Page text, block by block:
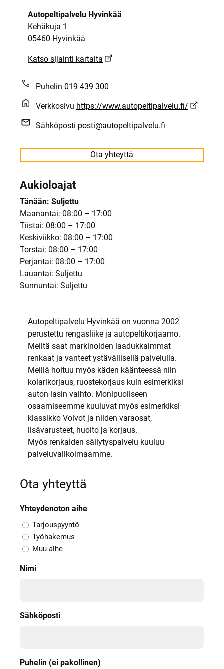
Autopeltipalvelu Hyvinkää
Kehäkuja 1
05460 Hyvinkää
Katso sijainti kartalta
Puhelin 019 439 300
Verkkosivu https://www.autopeltipalvelu.fi/
Sähköposti posti@autopeltipalvelu.fi
Ota yhteyttä
Aukioloajat
Tänään: Suljettu
Maanantai: 08:00 – 17:00
Tiistai: 08:00 – 17:00
Keskiviikko: 08:00 – 17:00
Torstai: 08:00 – 17:00
Perjantai: 08:00 – 17:00
Lauantai: Suljettu
Sunnuntai: Suljettu
Autopeltipalvelu Hyvinkää on vuonna 2002
perustettu rengasliike ja autopeltikorjaamo.
Meiltä saat markinoiden laadukkaimmat
renkaat ja vanteet ystävällisellä palvelulla.
Meillä hoituu myös käden käänteessä niin
kolarikorjaus, ruostekorjaus kuin esimerkiksi
auton lasin vaihto. Monipuoliseen
osaamiseemme kuuluvat myös esimerkiksi
klassikko Volvot ja niiden varaosat,
lisävarusteet, huolto ja korjaus.
Myös renkaiden säilytyspalvelu kuuluu
palveluvalikoimaamme.
Ota yhteyttä
Yhteydenoton aihe
Tarjouspyyntö
Työhakemus
Muu aihe
Nimi
Sähköposti
Puhelin (ei pakollinen)